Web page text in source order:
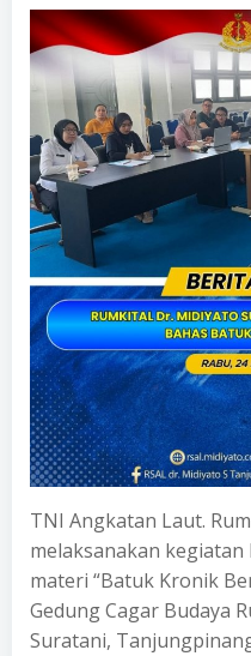
TNI Angkatan Laut.
melaksanakan kegiatan
materi “Batuk Kronik
Gedung Cagar Budaya
Suratani,